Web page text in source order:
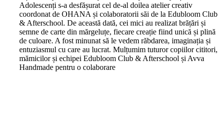
Adolescenți s-a desfășurat cel de-al doilea atelier creativ
coordonat de OHANA și colaboratorii săi de la Edubloom Club
& Afterschool. De această dată, cei mici au realizat brățări și
semne de carte din mărgeluțe, fiecare creație fiind unică și plină
de culoare. A fost minunat să le vedem răbdarea, imaginația și
entuziasmul cu care au lucrat. Mulțumim tuturor copiilor cititori,
mămicilor și echipei Edubloom Club & Afterschool și Avva
Handmade pentru o colaborare